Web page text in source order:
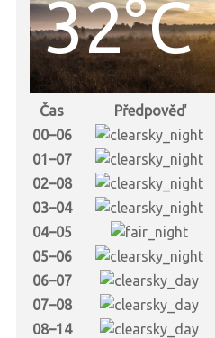
32°C
Čas Předpověď
00–06
01–07
02–08
03–04
04–05
05–06
06–07
07–08
08–14